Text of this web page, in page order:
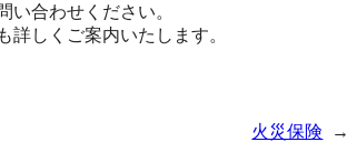
い合わせください。
しくご案内いたします。
火災保険 →